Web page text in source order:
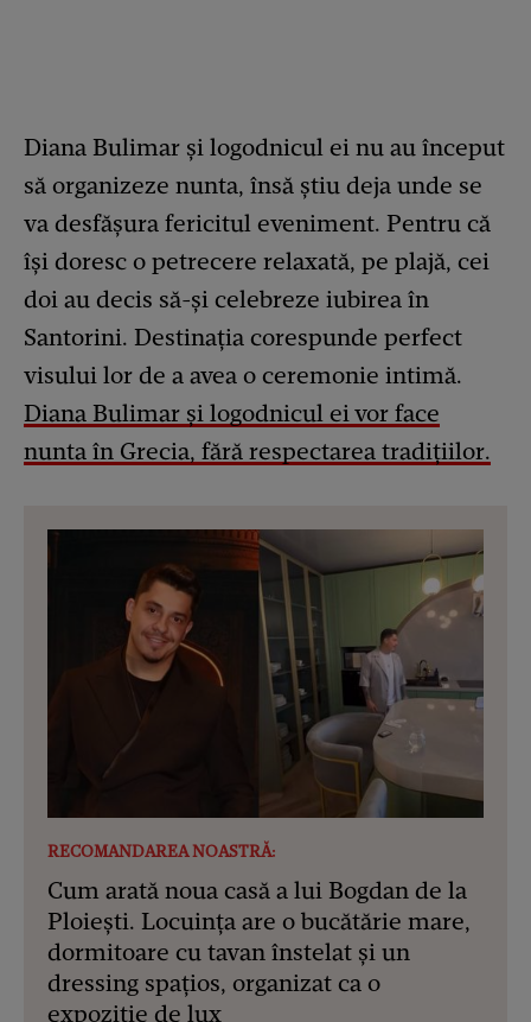
Diana Bulimar și logodnicul ei nu au început
să organizeze nunta, însă știu deja unde se
va desfășura fericitul eveniment. Pentru că
își doresc o petrecere relaxată, pe plajă, cei
doi au decis să-și celebreze iubirea în
Santorini. Destinația corespunde perfect
visului lor de a avea o ceremonie intimă.
Diana Bulimar și logodnicul ei vor face
nunta în Grecia, fără respectarea tradițiilor.
RECOMANDAREA NOASTRĂ:
Cum arată noua casă a lui Bogdan de la
Ploiești. Locuința are o bucătărie mare,
dormitoare cu tavan înstelat și un
dressing spațios, organizat ca o
expoziție de lux